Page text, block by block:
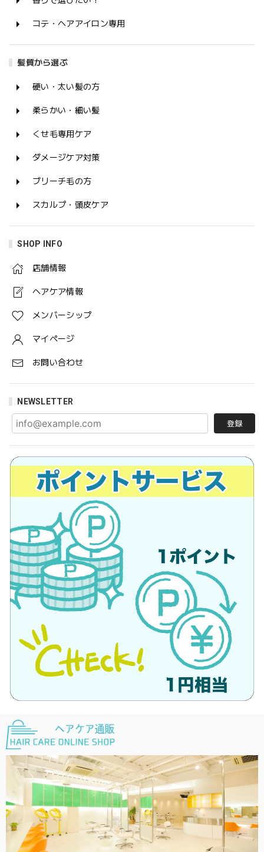
コテ・ヘアアイロン専用
髪質から選ぶ
硬い・太い髪の方
柔らかい・細い髪
くせ毛専用ケア
ダメージケア対策
ブリーチ毛の方
スカルプ・頭皮ケア
SHOP INFO
店舗情報
ヘアケア情報
メンバーシップ
マイページ
お問い合わせ
NEWSLETTER
登録